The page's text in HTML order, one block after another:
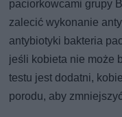
paciorkowcami grupy
zalecić wykonanie
antybiotyki bakteria
jeśli kobieta nie może
testu jest dodatni,
porodu, aby